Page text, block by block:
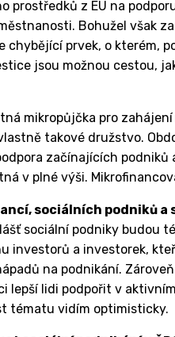
prostředků z EU na
Bohužel však
chybějící prvek, o kterém,
jsou možnou cestou,
mikropůjčka pro
takové družstvo.
začínajících
v plné výši.
sociálních podniků a
sociální podniky budou
investorů a investorek,
na podnikání.
lepší lidi podpořit v
tématu vidím optimisticky.